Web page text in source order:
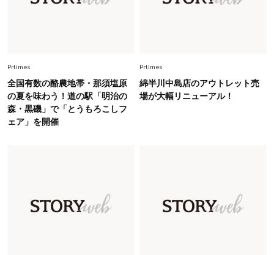
【ジェンダー連載23】
Fashion 2026.6.12
中村ゆりさん「40代になり、やっと“仕事以外の
Prtimes
全国有数の酪農地帯・那須塩原
の夏を味わう！道の駅「明治の
森・黒磯」で「とうもろこしフ
ェア」を開催
Prtimes
綿半川中島店のアウトレット売
場が大幅リニューアル！